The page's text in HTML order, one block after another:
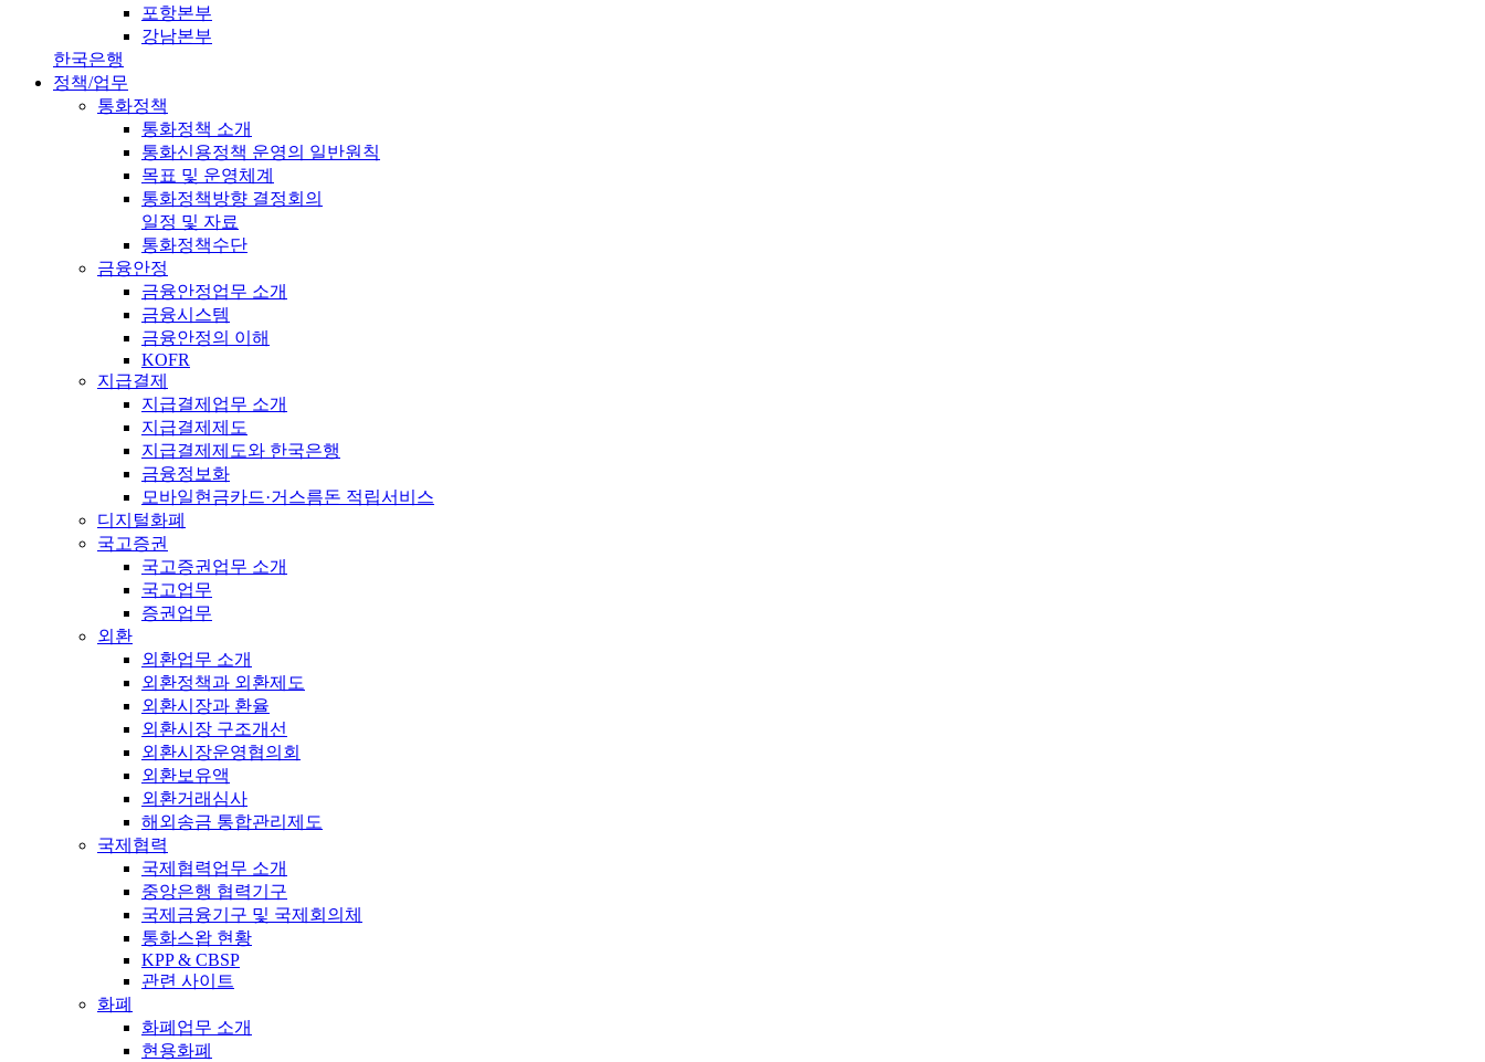
포항본부
강남본부
한국은행
정책/업무
통화정책
통화정책 소개
통화신용정책 운영의 일반원칙
목표 및 운영체계
통화정책방향 결정회의
일정 및 자료
통화정책수단
금융안정
금융안정업무 소개
금융시스템
금융안정의 이해
KOFR
지급결제
지급결제업무 소개
지급결제제도
지급결제제도와 한국은행
금융정보화
모바일현금카드·거스름돈 적립서비스
디지털화폐
국고증권
국고증권업무 소개
국고업무
증권업무
외환
외환업무 소개
외환정책과 외환제도
외환시장과 환율
외환시장 구조개선
외환시장운영협의회
외환보유액
외환거래심사
해외송금 통합관리제도
국제협력
국제협력업무 소개
중앙은행 협력기구
국제금융기구 및 국제회의체
통화스왑 현황
KPP & CBSP
관련 사이트
화폐
화폐업무 소개
현용화폐